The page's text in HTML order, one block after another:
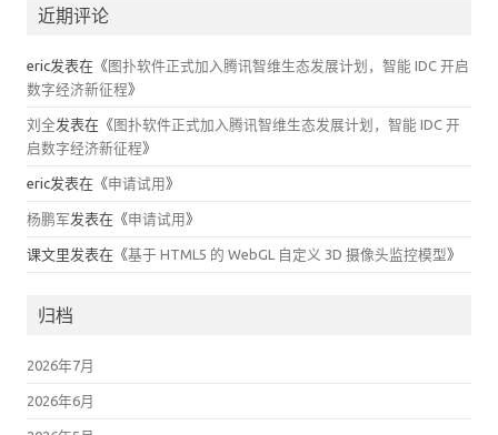
近期评论
eric发表在《图扑软件正式加入腾讯智维生态发展计划，智能 IDC 开启
数字经济新征程》
刘全发表在《图扑软件正式加入腾讯智维生态发展计划，智能 IDC 开
启数字经济新征程》
eric发表在《申请试用》
杨鹏军发表在《申请试用》
课文里发表在《基于 HTML5 的 WebGL 自定义 3D 摄像头监控模型》
归档
2026年7月
2026年6月